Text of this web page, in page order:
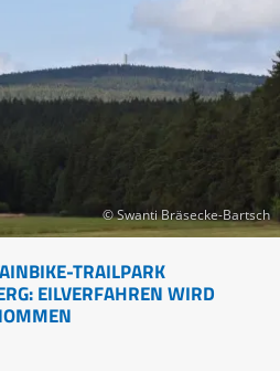
© Swanti Bräsecke-Bartsch
TRAILPARK
EILVERFAHREN WIRD